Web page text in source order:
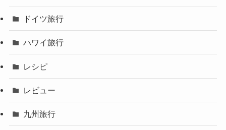
ドイツ旅行
ハワイ旅行
レシピ
レビュー
九州旅行